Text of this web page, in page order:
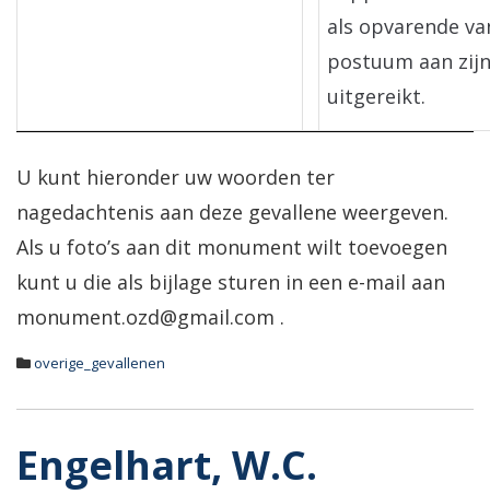
als opvarende
postuum aan
uitgereikt.
U kunt hieronder uw woorden ter
nagedachtenis aan deze gevallene weergeven.
Als u foto’s aan dit monument wilt toevoegen
kunt u die als bijlage sturen in een e-mail aan
monument.ozd@gmail.com .
overige_gevallenen
Engelhart, W.C.